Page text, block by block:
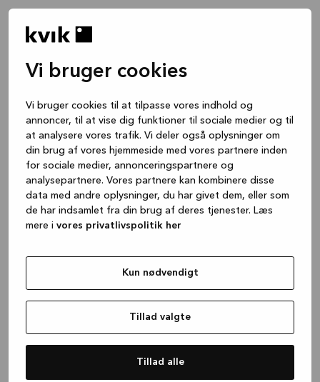
Vi bruger cookies
Vi bruger cookies til at tilpasse vores indhold og
annoncer, til at vise dig funktioner til sociale medier og til
at analysere vores trafik. Vi deler også oplysninger om
din brug af vores hjemmeside med vores partnere inden
for sociale medier, annonceringspartnere og
analysepartnere. Vores partnere kan kombinere disse
data med andre oplysninger, du har givet dem, eller som
de har indsamlet fra din brug af deres tjenester. Læs
mere i vores privatlivspolitik her
Kun nødvendigt
Tillad valgte
Tillad alle
(see the browser console for more
information).